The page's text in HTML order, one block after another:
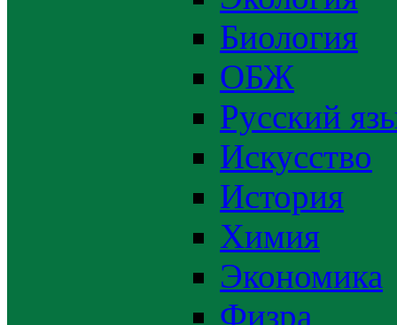
Биология
ОБЖ
Русский
Искусство
История
Химия
Экономика
Физра